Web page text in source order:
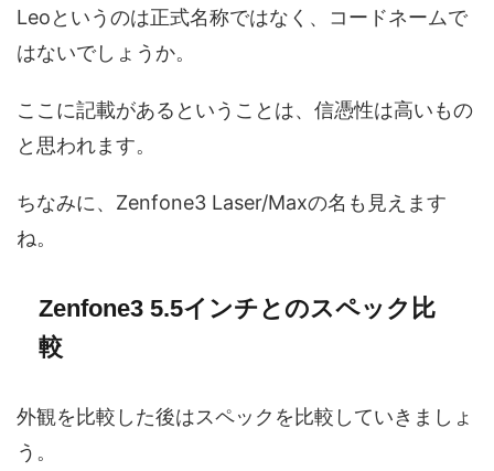
Leoというのは正式名称ではなく、コードネームで
はないでしょうか。
ここに記載があるということは、信憑性は高いもの
と思われます。
ちなみに、Zenfone3 Laser/Maxの名も見えます
ね。
Zenfone3 5.5インチとのスペック比
較
外観を比較した後はスペックを比較していきましょ
う。